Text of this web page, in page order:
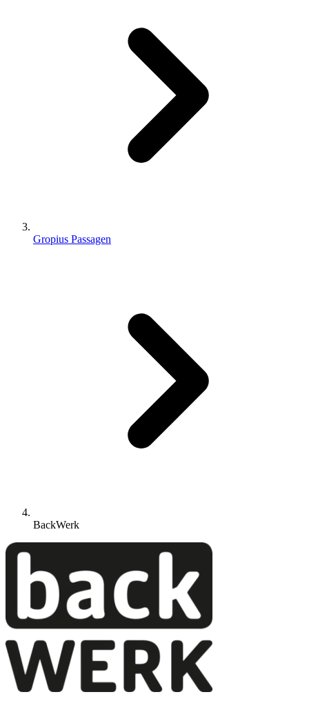
Gropius Passagen
BackWerk